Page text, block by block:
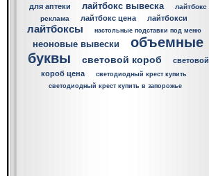
для аптеки
лайтбокс вывеска
лайтбокс
реклама
лайтбокс цена лайтбокси
лайтбоксы настольные подставки под меню
неоновые вывески
объемные
буквы
световой короб
световой
короб цена
светодиодный крест купить
светодиодный крест купить в запорожье